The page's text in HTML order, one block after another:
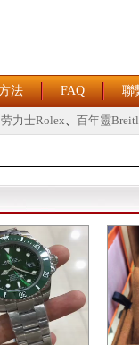
法 FAQ 聯
劳力士Rolex、 百年靈